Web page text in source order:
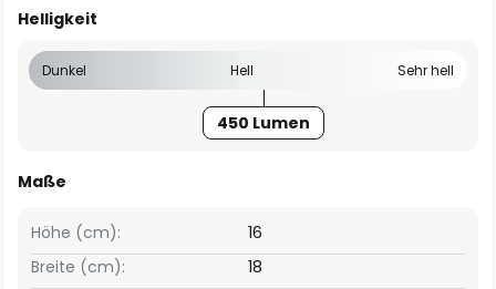
Helligkeit
Dunkel Hell Sehr hell
450 Lumen
Maße
Breite (cm): 18
Höhe (cm): 16